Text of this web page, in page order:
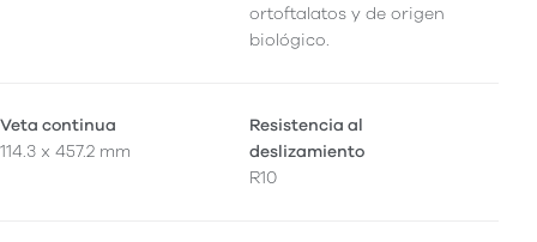
ortoftalatos y de origen
biológico.
Veta continua
114.3 x 457.2 mm
Resistencia al
deslizamiento
R10